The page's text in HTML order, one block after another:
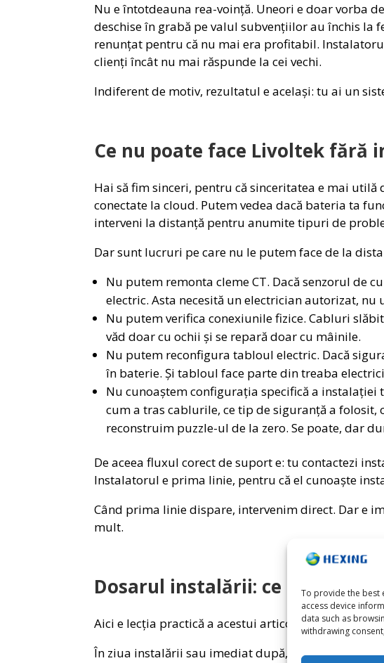
To provide the best
access device
data such as
withdrawing
Nu e întotdeauna rea-voință. Uneori e doar vorba
deschise în grabă pe valul subvențiilor au închis la
renunțat pentru că nu mai era profitabil.
clienți încât nu mai răspunde la cei vechi.
Indiferent de motiv, rezultatul e același: tu ai un
Ce nu poate face Livoltek fără
Hai să fim sinceri, pentru că sinceritatea e mai
conectate la cloud. Putem vedea dacă bateria ta
interveni la distanță pentru anumite tipuri de
Dar sunt lucruri pe care nu le putem face de la
Nu putem remonta cleme CT. Dacă senzorul de
electric. Asta necesită un electrician autorizat, nu
Nu putem verifica conexiunile fizice. Cabluri
văd doar cu ochii și se repară doar cu mâinile.
Nu putem reconfigura tabloul electric. Dacă
în baterie. Și tabloul face parte din treaba
Nu cunoaștem configurația specifică a instalației
cum a tras cablurile, ce tip de siguranță a folosit,
reconstruim puzzle-ul de la zero. Se poate, dar
De aceea fluxul corect de suport e: tu contactezi
Instalatorul e prima linie, pentru că el cunoaște
Când prima linie dispare, intervenim direct. Dar e
mult.
Dosarul instalării: ce să
Aici e lecția practică a acestui articol. Și e lecția pe
În ziua instalării sau imediat după, cere